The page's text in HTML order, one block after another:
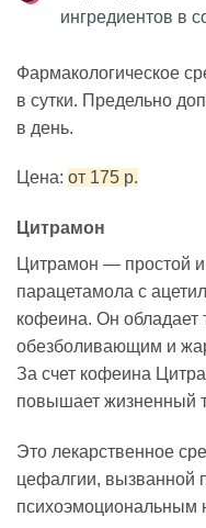
ингредиентов в
Фармакологическое
в сутки. Предельно
в день.
Цена: от 175 р.
Цитрамон
Цитрамон — простой
парацетамола с
кофеина. Он
обезболивающим и
За счет кофеина
повышает жизненный
Это лекарственное
цефалгии, вызванной
психоэмоциональным